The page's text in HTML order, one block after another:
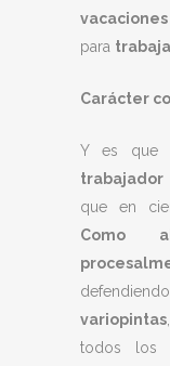
vacaciones
para
Carácter
Y es que
trabajador
que en
Como
variopintas
todos los